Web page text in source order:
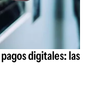
digitales: las